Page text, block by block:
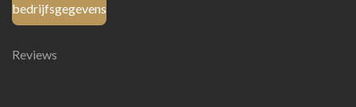
bedrijfsgegevens
Reviews